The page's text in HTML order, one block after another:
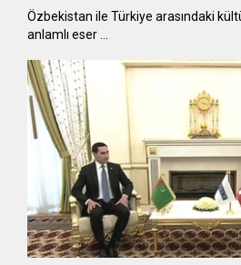
Özbekistan ile Türkiye arasındaki
anlamlı eser …